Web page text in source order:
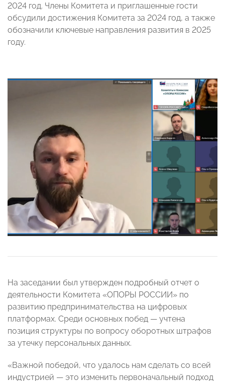
2024 год. Члены Комитета и приглашенные гости
обсудили достижения Комитета за 2024 год, а также
обозначили ключевые направления развития в 2025
году.
На заседании был утвержден подробный отчет о
деятельности Комитета «ОПОРЫ РОССИИ» по
развитию предпринимательства на цифровых
платформах. Среди основных побед — учтена
позиция структуры по вопросу оборотных штрафов
за утечку персональных данных.
«Важной победой, что удалось нам сделать со всей
индустрией — это изменить первоначальный подход